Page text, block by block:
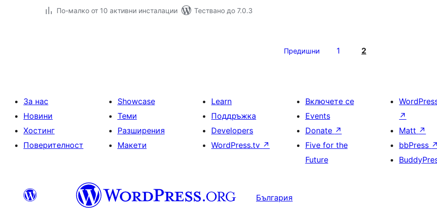
По-малко от 10 активни инсталации
Тествано до 7.0.3
Предишни 1 2
За нас
Новини
Хостинг
Поверителност
Showcase
Теми
Разширения
Макети
Learn
Поддръжка
Developers
WordPress.tv ↗
Включете се
Events
Donate ↗
Five for the
Future
↗
Matt ↗
bbPress ↗
България